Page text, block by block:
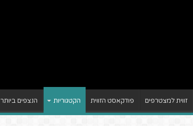
זווית למצטרפים פודקאסט הזווית הקטגוריות הנצפים ביותר